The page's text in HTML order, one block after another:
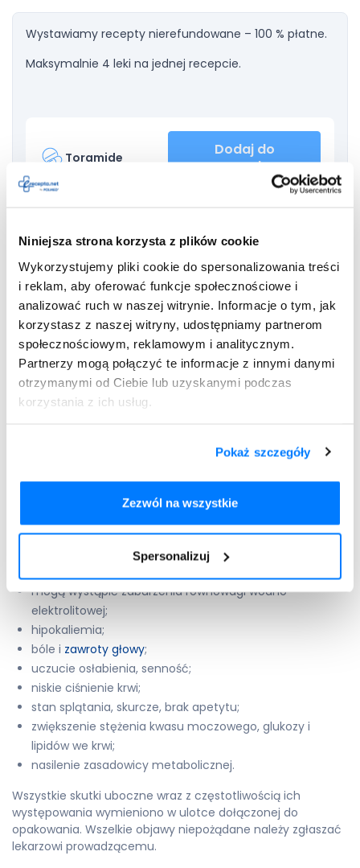
Niniejsza strona korzysta z plików cookie
Wykorzystujemy pliki cookie do spersonalizowania treści
i reklam, aby oferować funkcje społecznościowe i
analizować ruch w naszej witrynie. Informacje o tym, jak
korzystasz z naszej witryny, udostępniamy partnerom
społecznościowym, reklamowym i analitycznym.
Partnerzy mogą połączyć te informacje z innymi danymi
otrzymanymi od Ciebie lub uzyskanymi podczas
korzystania z ich usług.
Pokaż szczegóły
Zezwól na wszystkie
Spersonalizuj
Wystawiamy recepty nierefundowane – 100 % płatne.
Maksymalnie 4 leki na jednej recepcie.
Toramide
Dodaj do
recepty
zapalenie trzustki;
zaburzenia żołądkowo-jelitowe;
szum w uszach lub utrata słuchu;
zaburzenia wzroku;
parestezje kończyn(zaburzenia czucia);
zwiększenie stężenia mocznika i kreatyniny w osoczu;
zmniejszenie liczby erytrocytów (czerwonych krwinek);
zmniejszenie liczby leukocytów (białych krwinek);
zmniejszenie liczby płytek we krwi obwodowej;
powikłania zakrzepowo-zatorowe oraz zaburzenia
krążenia związane z zagęszczeniem krwi;
zastój moczu;
reakcje alergiczne (np. nadwrażliwość na światło,
mogą wystąpić zaburzenia równowagi wodno-
elektrolitowej;
hipokaliemia;
bóle i zawroty głowy;
uczucie osłabienia, senność;
niskie ciśnienie krwi;
stan splątania, skurcze, brak apetytu;
zwiększenie stężenia kwasu moczowego, glukozy i
lipidów we krwi;
nasilenie zasadowicy metabolicznej.
Wszystkie skutki uboczne wraz z częstotliwością ich
występowania wymieniono w ulotce dołączonej do
opakowania. Wszelkie objawy niepożądane należy zgłaszać
lekarzowi prowadzącemu.